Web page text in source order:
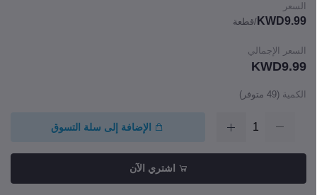
السعر
KWD9.99 /قطعة
السعر الإجمالي
KWD9.99
الكمية (
49متوفر)
الإضافة إلى سلة التسوق
اشتري الآن